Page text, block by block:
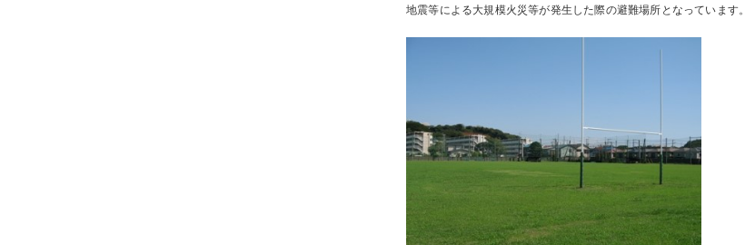
地震等による大規模火災等が発生した際の避難場所となっています。